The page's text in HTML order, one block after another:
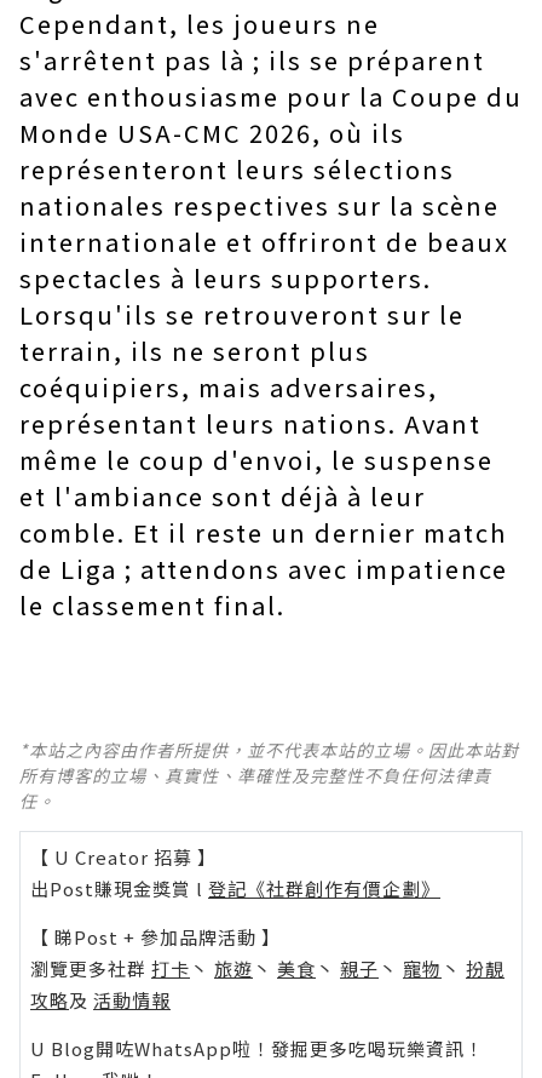
Cependant, les joueurs ne
s'arrêtent pas là ; ils se préparent
avec enthousiasme pour la Coupe du
Monde USA-CMC 2026, où ils
représenteront leurs sélections
nationales respectives sur la scène
internationale et offriront de beaux
spectacles à leurs supporters.
Lorsqu'ils se retrouveront sur le
terrain, ils ne seront plus
coéquipiers, mais adversaires,
représentant leurs nations. Avant
même le coup d'envoi, le suspense
et l'ambiance sont déjà à leur
comble. Et il reste un dernier match
de Liga ; attendons avec impatience
le classement final.
*本站之內容由作者所提供，並不代表本站的立場。因此本站對
所有博客的立場、真實性、準確性及完整性不負任何法律責
任。
【 U Creator 招募 】
出Post賺現金獎賞 l 登記《社群創作有價企劃》
【 睇Post + 參加品牌活動 】
瀏覽更多社群 打卡 丶 旅遊 丶 美食 丶 親子 丶 寵物 丶 扮靚
攻略及 活動情報
U Blog開咗WhatsApp啦！發掘更多吃喝玩樂資訊！